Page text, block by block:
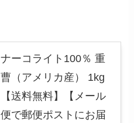
ナーコライト100％ 重
曹（アメリカ産） 1kg
【送料無料】【メール
便で郵便ポストにお届